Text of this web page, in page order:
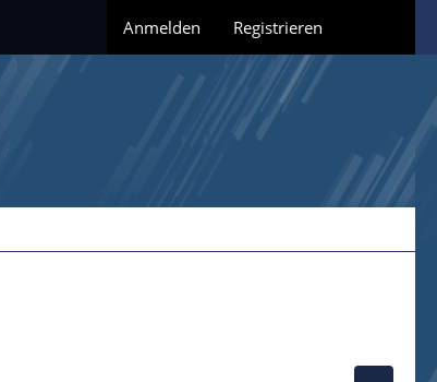
Anmelden Registrieren